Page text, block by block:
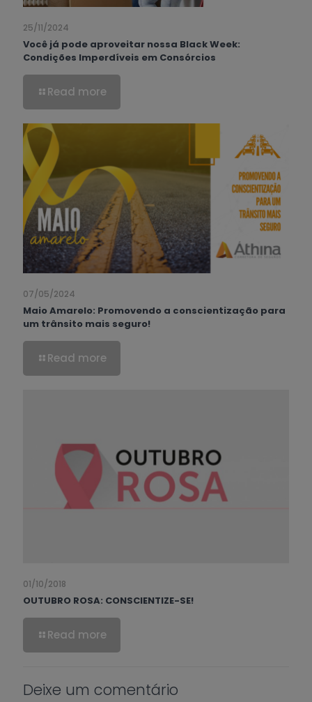
25/11/2024
Você já pode aproveitar nossa Black Week:
Condições Imperdíveis em Consórcios
Read more
07/05/2024
Maio Amarelo: Promovendo a conscientização para
um trânsito mais seguro!
Read more
01/10/2018
OUTUBRO ROSA: CONSCIENTIZE-SE!
Read more
Deixe um comentário